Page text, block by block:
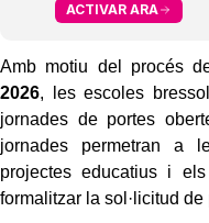
ACTIVAR ARA
Amb motiu del procés
2026, les escoles
jornades de portes
jornades permetran a
projectes educatius i
formalitzar la sol·licitud de